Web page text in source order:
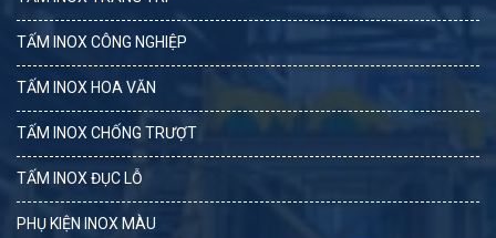
TẤM INOX CÔNG NGHIỆP
TẤM INOX HOA VĂN
TẤM INOX CHỐNG TRƯỢT
TẤM INOX ĐỤC LỖ
PHỤ KIỆN INOX MÀU